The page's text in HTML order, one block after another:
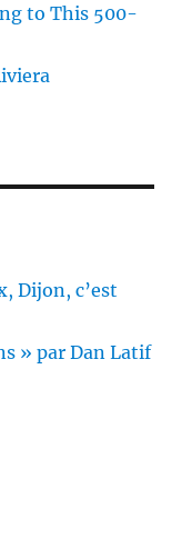
to This 500-
Dijon, c’est
» par Dan Latif